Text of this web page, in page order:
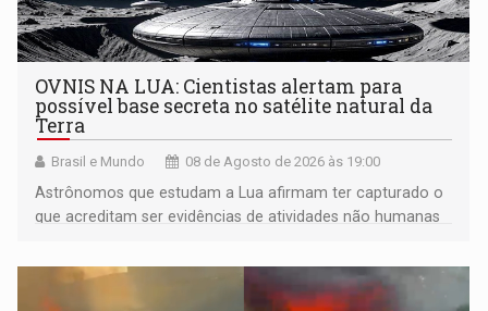
OVNIS NA LUA: Cientistas alertam para
possível base secreta no satélite natural da
Terra
Brasil e Mundo 08 de Agosto de 2026 às 19:00
Astrônomos que estudam a Lua afirmam ter capturado o
que acreditam ser evidências de atividades não humanas
órbita